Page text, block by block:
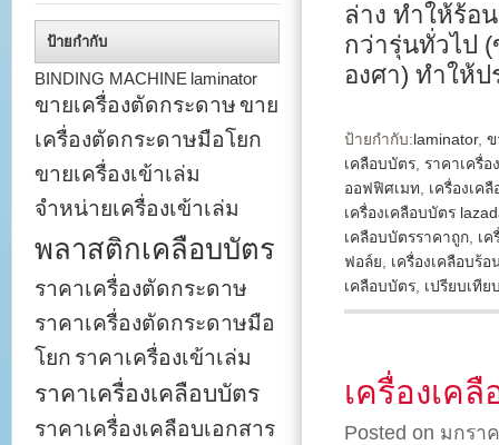
ล่าง ทำให้ร้อ
กว่ารุ่นทั่วไป
องศา) ทำให้
ป้ายกำกับ: laminator, ข
เคลือบบัตร, ราคาเครื่อ
ออฟฟิศเมท, เครื่องเค
เครื่องเคลือบบัตร
เคลือบบัตรราคาถูก, เ
ฟอล์ย, เครื่องเคลือบร้อ
เคลือบบัตร, เปรียบเทีย
เครื่องเค
Posted on มกรา
ป้ายกำกับ
BINDING MACHINE laminator
ขายเครื่องตัดกระดาษ ขาย
เครื่องตัดกระดาษมือโยก
ขายเครื่องเข้าเล่ม
จำหน่ายเครื่องเข้าเล่ม
พลาสติกเคลือบบัตร
ราคาเครื่องตัดกระดาษ
ราคาเครื่องตัดกระดาษมือ
โยก ราคาเครื่องเข้าเล่ม
ราคาเครื่องเคลือบบัตร
ราคาเครื่องเคลือบเอกสาร